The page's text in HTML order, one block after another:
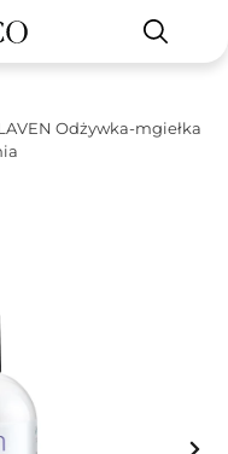
Odżywka-mgiełka